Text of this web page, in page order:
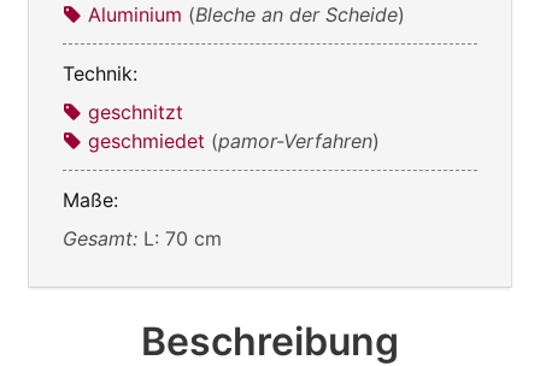
Aluminium (Bleche an der Scheide)
Technik:
geschnitzt
geschmiedet (pamor-Verfahren)
Maße:
Gesamt: L: 70 cm
Beschreibung